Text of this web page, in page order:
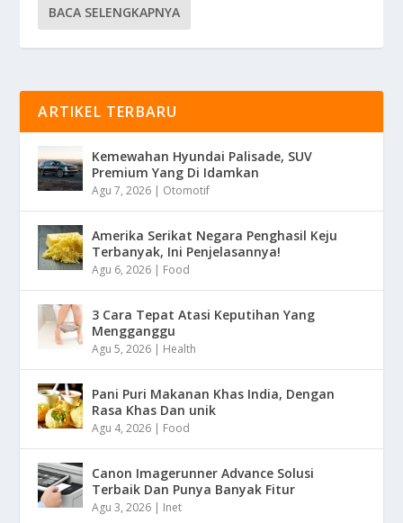
BACA SELENGKAPNYA
ARTIKEL TERBARU
Kemewahan Hyundai Palisade, SUV
Premium Yang Di Idamkan
Agu 7, 2026 | Otomotif
Amerika Serikat Negara Penghasil Keju
Terbanyak, Ini Penjelasannya!
Agu 6, 2026 | Food
3 Cara Tepat Atasi Keputihan Yang
Mengganggu
Agu 5, 2026 | Health
Pani Puri Makanan Khas India, Dengan
Rasa Khas Dan unik
Agu 4, 2026 | Food
Canon Imagerunner Advance Solusi
Terbaik Dan Punya Banyak Fitur
Agu 3, 2026 | Inet